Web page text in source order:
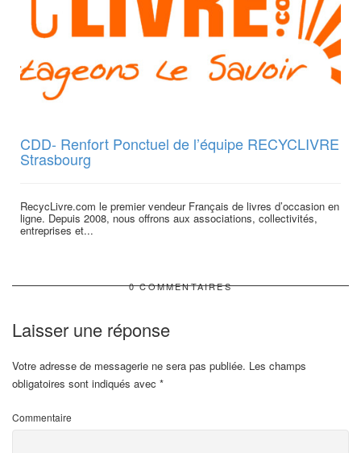
CDD- Renfort Ponctuel de l’équipe RECYCLIVRE
Strasbourg
RecycLivre.com le premier vendeur Français de livres d’occasion en
ligne. Depuis 2008, nous offrons aux associations, collectivités,
entreprises et...
0 COMMENTAIRES
Laisser une réponse
Votre adresse de messagerie ne sera pas publiée. Les champs
obligatoires sont indiqués avec *
Commentaire